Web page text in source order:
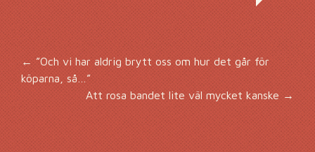
Inläggsnavigering
←”Och vi har aldrig brytt oss om hur det går för
köparna, så…”
Att rosa bandet lite väl mycket kanske→